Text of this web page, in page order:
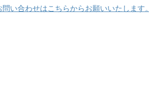
い合わせはこちらからお願いいたします。